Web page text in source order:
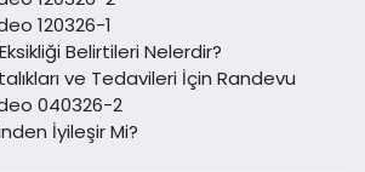
120326-1
Belirtileri Nelerdir?
ve Tedavileri İçin Randevu
040326-2
İyileşir Mi?